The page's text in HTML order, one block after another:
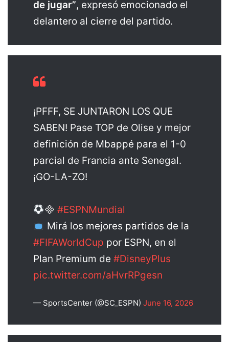
de jugar”, expresó emocionado el
delantero al cierre del partido.
¡PFFF, SE JUNTARON LOS QUE
SABEN! Pase TOP de Olise y mejor
definición de Mbappé para el 1-0
parcial de Francia ante Senegal.
¡GO-LA-ZO!
 #ESPNMundial
Mirá los mejores partidos de la
#FIFAWorldCup por ESPN, en el
Plan Premium de #DisneyPlus
pic.twitter.com/aHvrRPgesn
— SportsCenter (@SC_ESPN) June 16, 2026